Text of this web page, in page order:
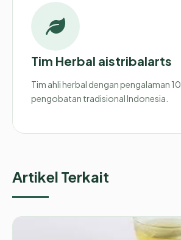
Tim Herbal aistribalarts
Tim ahli herbal dengan pengalaman
pengobatan tradisional Indonesia.
Artikel Terkait